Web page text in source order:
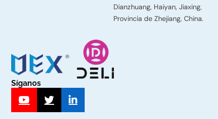
Dianzhuang, Haiyan, Jiaxing,
Provincia de Zhejiang, China.
Síganos
Apellido